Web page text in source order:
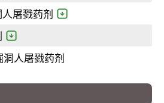
屠戮药剂
洞人屠戮药剂